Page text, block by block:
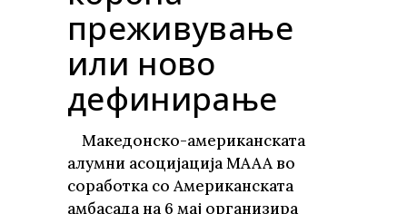
преживување
или ново
дефинирање
Македонско-американската
алумни асоцијација МААА во
соработка со Американската
амбасада на 6 мај организира